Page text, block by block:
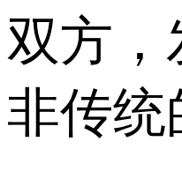
双方，
非传统